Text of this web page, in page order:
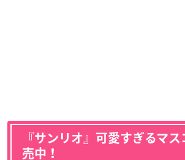
『サンリオ』可愛すぎるマ
売中！